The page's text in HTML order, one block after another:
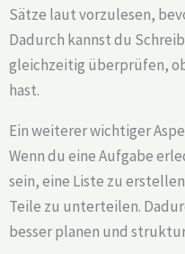
Sätze laut vorzulesen,
Dadurch kannst du
gleichzeitig überprüfen,
hast.
Ein weiterer wichtiger
Wenn du eine Aufgabe
sein, eine Liste zu
Teile zu unterteilen.
besser planen und